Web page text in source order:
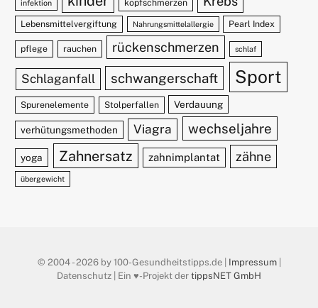
infektion kopfschmerzen
Lebensmittelvergiftung Nahrungsmittelallergie Pearl Index
pflege rauchen rückenschmerzen schlaf
Schlaganfall schwangerschaft Sport
Spurenelemente Stolperfallen Verdauung
verhütungsmethoden Viagra wechseljahre
yoga Zahnersatz zahnimplantat zähne
übergewicht
© 2004 - 2026 by 100-Gesundheitstipps.de | Impressum|
Datenschutz | Ein ♥️-Projekt der tippsNET GmbH